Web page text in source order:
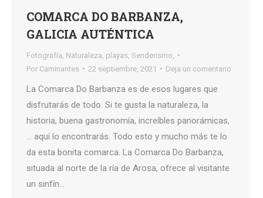
COMARCA DO BARBANZA,
GALICIA AUTÉNTICA
Fotografía Naturaleza playas Senderismo,
Por Caminantes 22 septiembre, 2021 Deja un comentario
La Comarca Do Barbanza es de esos lugares que
disfrutarás de todo. Si te gusta la naturaleza, la
historia, buena gastronomía, increíbles panorámicas,
… aquí lo encontrarás. Todo esto y mucho más te lo
da esta bonita comarca. La Comarca Do Barbanza,
situada al norte de la ría de Arosa, ofrece al visitante
un sinfín…